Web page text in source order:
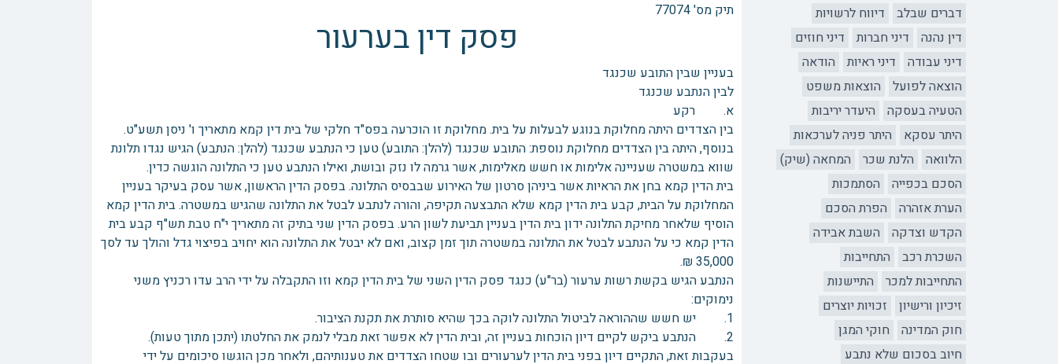
דברים שבלב
דיווח לרשויות
דין נהנה
דיני חברות
דיני חוזים
דיני עבודה
דיני ראיות
הודאה
הוצאה לפועל
הוצאות משפט
הטעיה בעסקה
היעדר יריבות
היתר עסקא
היתר פניה לערכאות
הלוואה
הלנת שכר
המחאה (שיק)
הסכם בכפייה
הסתמכות
הערת אזהרה
הפרת הסכם
הקדש וצדקה
השבת אבידה
השכרת רכב
התחייבות
התחייבות למכר
התיישנות
זיכיון ורישיון
זכויות יוצרים
חוק המדינה
חוקי המגן
חיוב בסכום שלא נתבע
תיק מס' 77074
פסק דין בערעור
בעניין שבין התובע שכנגד
לבין הנתבע שכנגד
א. רקע
בין הצדדים היתה מחלוקת בנוגע לבעלות על בית. מחלוקת זו הוכרעה בפס"ד חלקי של בית דין קמא מתאריך ו' ניסן תשע"ט.
בנוסף, היתה בין הצדדים מחלוקת נוספת: התובע שכנגד (להלן: התובע) טען כי הנתבע שכנגד (להלן: הנתבע) הגיש נגדו תלונת
שווא במשטרה שעניינה אלימות או חשש מאלימות, אשר גרמה לו נזק ובושת, ואילו הנתבע טען כי התלונה הוגשה כדין.
בית הדין קמא בחן את הראיות אשר ביניהן סרטון של האירוע שבבסיס התלונה. בפסק הדין הראשון, אשר עסק בעיקר בעניין
המחלוקת על הבית, קבע בית הדין קמא שלא התבצעה תקיפה, והורה לנתבע לבטל את התלונה שהגיש במשטרה. בית הדין קמא
הוסיף שלאחר מחיקת התלונה ידון בית הדין בעניין תביעת לשון הרע. בפסק הדין שני בתיק זה מתאריך י"ח טבת תש"ף קבע בית
הדין קמא כי על הנתבע לבטל את התלונה במשטרה תוך זמן קצוב, ואם לא יבטל את התלונה הוא יחויב בפיצוי גדל והולך עד לסך
35,000 ₪.
הנתבע הגיש בקשת רשות ערעור (בר"ע) כנגד פסק הדין השני של בית הדין קמא וזו התקבלה על ידי הרב עדו רכניץ משני
נימוקים:
1. יש חשש שההוראה לביטול התלונה לוקה בכך שהיא סותרת את תקנת הציבור.
2. הנתבע ביקש לקיים דיון הוכחות בעניין זה, ובית הדין לא אפשר זאת מבלי לנמק את החלטתו (יתכן מתוך טעות).
בעקבות זאת, התקיים דיון בפני בית הדין לערעורים ובו שטחו הצדדים את טענותיהם, ולאחר מכן הוגשו סיכומים על ידי